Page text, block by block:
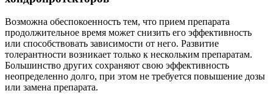
Возможна обеспокоенность тем, что прием препарата
продолжительное время может снизить его эффективность
или способствовать зависимости от него. Развитие
толерантности возникает только к нескольким препаратам.
Большинство других сохраняют свою эффективность
неопределенно долго, при этом не требуется повышение дозы
или замена препарата.